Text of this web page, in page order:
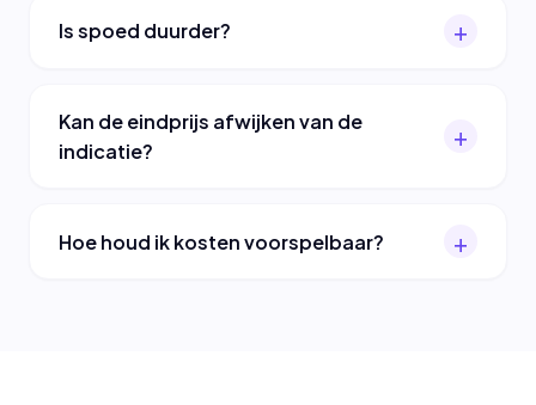
Is spoed duurder?
Kan de eindprijs afwijken van de
indicatie?
Hoe houd ik kosten voorspelbaar?